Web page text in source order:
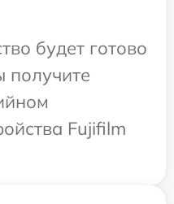
будет готово
получите
Fujifilm